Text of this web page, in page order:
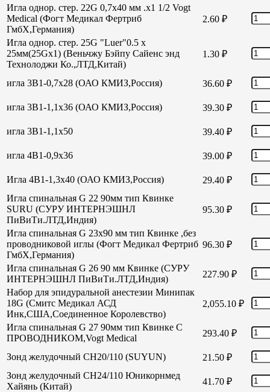
Игла однор. стер. 22G 0,7х40 мм .х1 1/2 Vogt
Medical (Фогт Медикал Фертриб
ГмбХ,Германия)
2.60 ₽
Игла однор. стер. 25G "Luer"0.5 х
25мм(25Gх1) (Веньчжу Бэйпу Сайенс энд
Технолоджи Ко.,ЛТД,Китай)
1.30 ₽
игла 3В1-0,7х28 (ОАО КМИЗ,Россия) 36.60 ₽
игла 3В1-1,1х36 (ОАО КМИЗ,Россия) 39.30 ₽
игла 3В1-1,1х50 39.40 ₽
игла 4В1-0,9х36 39.00 ₽
Игла 4В1-1,3х40 (ОАО КМИЗ,Россия) 29.40 ₽
Игла спинальная G 22 90мм тип Квинке
SURU (СУРУ ИНТЕРНЭШНЛ
ПиВиТи.ЛТД,Индия)
95.30 ₽
Игла спинальная G 23х90 мм тип Квинке ,без
проводниковой иглы (Фогт Медикал Фертриб
ГмбХ,Германия)
96.30 ₽
Игла спинальная G 26 90 мм Квинке (СУРУ
ИНТЕРНЭШНЛ ПиВиТи.ЛТД,Индия)
227.90 ₽
Набор для эпидуральной анестезии Минипак
18G (Смитс Медикал АСД
Инк,США,Соединенное Королевство)
2,055.10 ₽
Игла спинальная G 27 90мм тип Квинке С
ПРОВОДНИКОМ,Vogt Medical
293.40 ₽
Зонд желудочный СН20/110 (SUYUN) 21.50 ₽
Зонд желудочный СН24/110 Юникорнмед
Хайянь (Китай)
41.70 ₽